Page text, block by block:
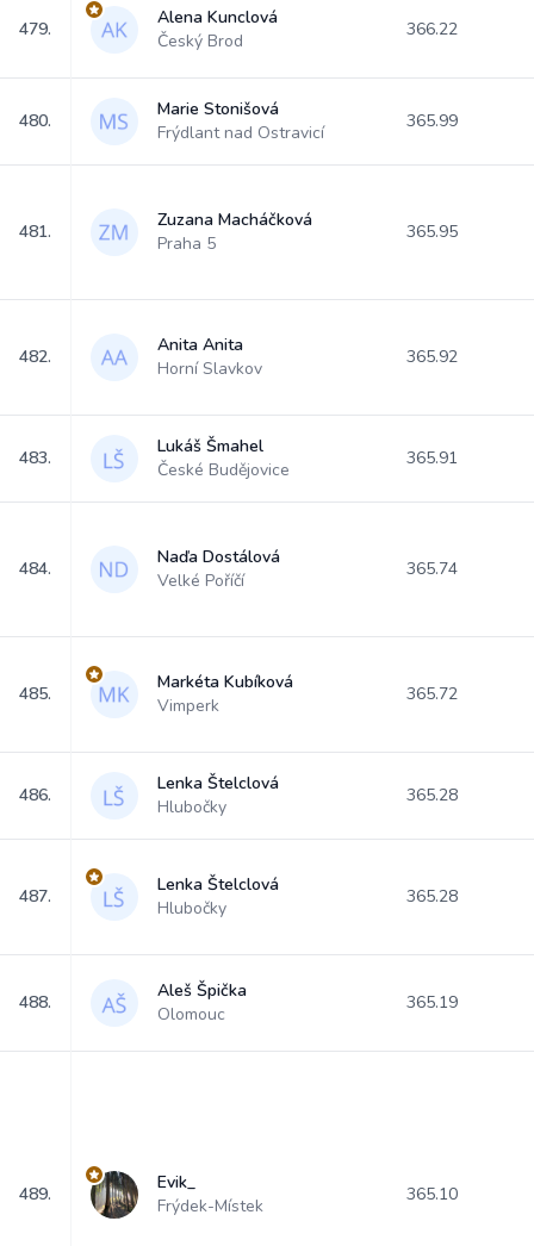
479.
Alena Kunclová
Český Brod
366.22
480.
Marie Stonišová
Frýdlant nad Ostravicí
365.99
481.
Zuzana Macháčková
Praha 5
365.95
482.
Anita Anita
Horní Slavkov
365.92
483.
Lukáš Šmahel
České Budějovice
365.91
484.
Naďa Dostálová
Velké Poříčí
365.74
485.
Markéta Kubíková
Vimperk
365.72
486.
Lenka Štelclová
Hlubočky
365.28
487.
Lenka Štelclová
Hlubočky
365.28
488.
Aleš Špička
Olomouc
365.19
489.
Evik_
Frýdek-Místek
365.10